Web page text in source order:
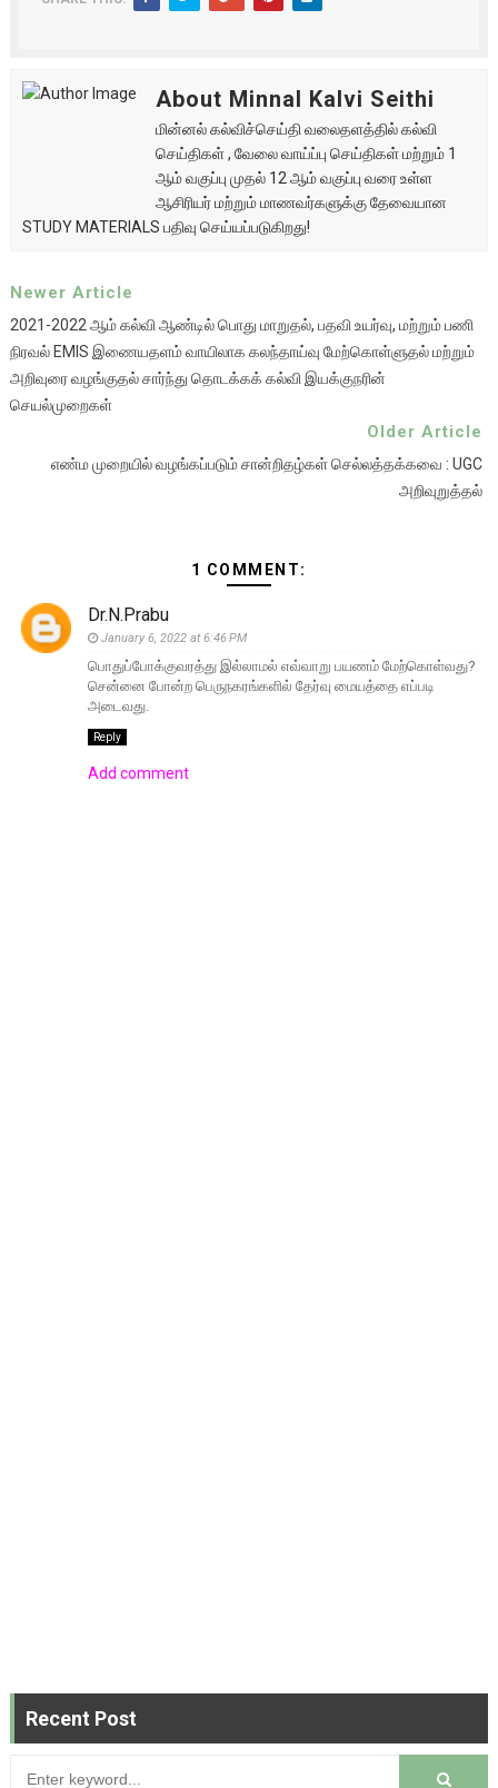
About Minnal Kalvi Seithi
மின்னல் கல்விச்செய்தி வலைதளத்தில் கல்வி
செய்திகள் , வேலை வாய்ப்பு செய்திகள் மற்றும் 1
ஆம் வகுப்பு முதல் 12 ஆம் வகுப்பு வரை உள்ள
ஆசிரியர் மற்றும் மாணவர்களுக்கு தேவையான
STUDY MATERIALS பதிவு செய்யப்படுகிறது!
Newer Article
2021-2022 ஆம் கல்வி ஆண்டில் பொது மாறுதல், பதவி உயர்வு, மற்றும் பணி
நிரவல் EMIS இணையதளம் வாயிலாக கலந்தாய்வு மேற்கொள்ளுதல் மற்றும்
அறிவுரை வழங்குதல் சார்ந்து தொடக்கக் கல்வி இயக்குநரின்
செயல்முறைகள்
Older Article
எண்ம முறையில் வழங்கப்படும் சான்றிதழ்கள் செல்லத்தக்கவை : UGC
அறிவுறுத்தல்
1 COMMENT:
Dr.N.Prabu
January 6, 2022 at 6:46 PM
பொதுப்போக்குவரத்து இல்லாமல் எவ்வாறு பயணம் மேற்கொள்வது?
சென்னை போன்ற பெருநகரங்களில் தேர்வு மையத்தை எப்படி
அடைவது.
Reply
Add comment
Recent Post